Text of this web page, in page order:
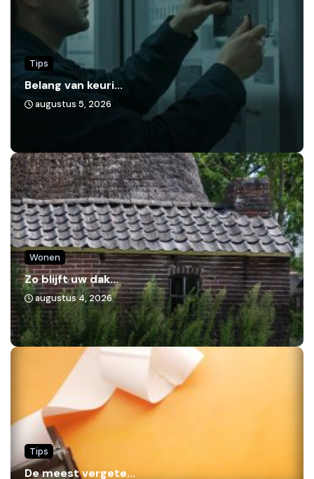
Tips
Belang van keuri...
augustus 5, 2026
Wonen
Zo blijft uw dak...
augustus 4, 2026
Tips
De meest vergete...